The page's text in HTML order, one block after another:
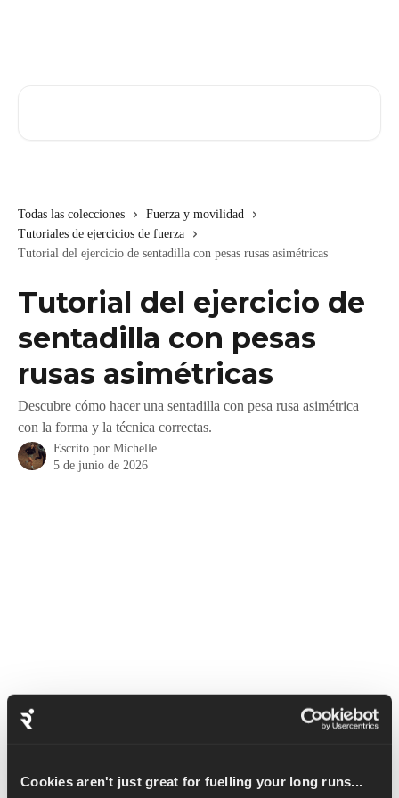
Cookies aren't just great for fuelling your long runs...
Todas las colecciones
Fuerza y movilidad
Tutoriales de ejercicios de fuerza
Tutorial del ejercicio de sentadilla con pesas rusas asimétricas
Tutorial del ejercicio de
sentadilla con pesas
rusas asimétricas
Descubre cómo hacer una sentadilla con pesa rusa asimétrica
con la forma y la técnica correctas.
Escrito por Michelle
5 de junio de 2026
cuerpo que trabaja los cuádriceps, los isquiotibiales y los